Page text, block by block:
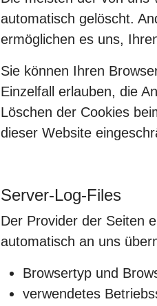
automatisch gelöscht.
ermöglichen es uns,
Sie können Ihren
Einzelfall erlauben, die
Löschen der Cookies
dieser Website
Server-Log-Files
Der Provider der Seiten
automatisch an uns
Browsertyp und
verwendetes